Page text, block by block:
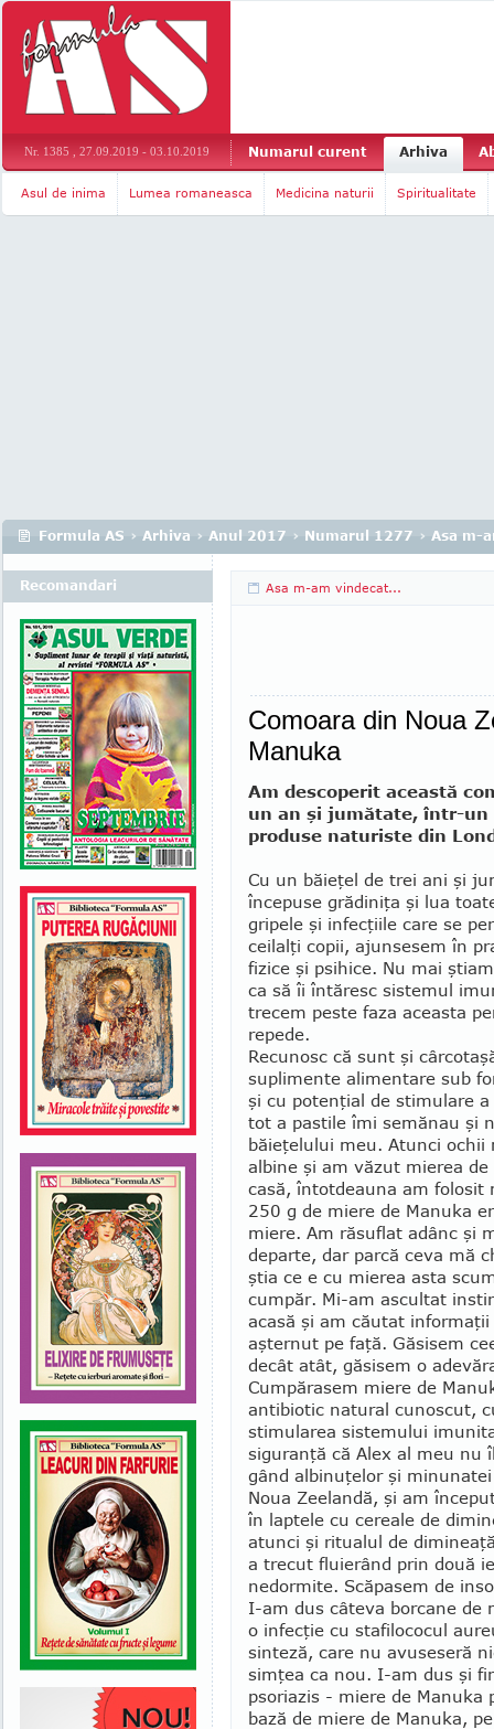
Nr. 1385 , 27.09.2019 - 03.10.2019 Numarul curent Arhiva
Asul de inima Lumea romaneasca Medicina naturii Spiritualitate
Formula AS › Arhiva › Anul 2017 › Numarul 1277 › Asa m-
Asa m-am vindecat...
Comoara din Noua
Manuka
Am descoperit această
un an şi jumătate, într-un
pro­duse naturiste din
Cu un băieţel de trei ani şi
începuse grădiniţa şi lua
gripele şi infecţiile care se
ceilalţi copii, ajunsesem în
fizice şi psihice. Nu mai
ca să îi întăresc sistemul
trecem peste faza aceasta
repede.
Recunosc că sunt şi
suplimente alimentare sub
şi cu potenţial de stimulare
tot a pastile îmi semănau şi
băieţelului meu. Atunci
albine şi am văzut mierea
casă, întot­deauna am folosit
250 g de miere de Manuka
miere. Am răsuflat adânc şi
departe, dar parcă ceva mă
ştia ce e cu mierea asta
cumpăr. Mi-am ascultat
acasă şi am căutat
aşternut pe faţă. Găsisem
decât atât, găsisem o
Cumpărasem miere de
antibiotic natural cunoscut,
stimularea sistemului
sigu­ranţă că Alex al meu nu
gând albinuţelor şi
Noua Zeelandă, şi am
în laptele cu cereale de
atunci şi ritualul de
a trecut fluierând prin două
nedormite. Scăpasem de
I-am dus câteva borcane de
o infecţie cu stafilococul
sinteză, care nu avuseseră
simţea ca nou. I-am dus şi
psoriazis - miere de
bază de miere de Ma­nuka,
Recomandari